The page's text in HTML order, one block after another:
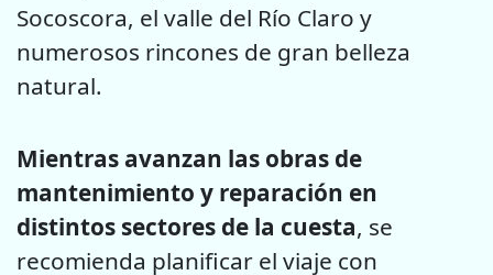
Socoscora, el valle del Río Claro y
numerosos rincones de gran belleza
natural.
Mientras avanzan las obras de
mantenimiento y reparación en
distintos sectores de la cuesta, se
recomienda planificar el viaje con